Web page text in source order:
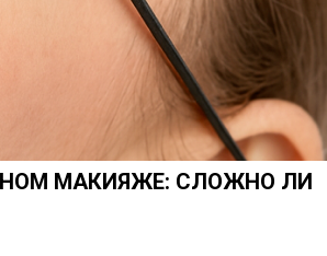
МАКИЯЖЕ: СЛОЖНО ЛИ